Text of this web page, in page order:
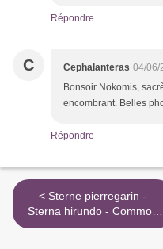
Répondre
C Cephalanteras 04/06/
Bonsoir Nokomis,
encombrant. Belles
Répondre
< Sterne pierregarin -
Sterna hirundo - Common
Tern